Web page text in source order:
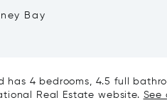
Bay
4 bedrooms, 4.5 full
Real Estate website. See